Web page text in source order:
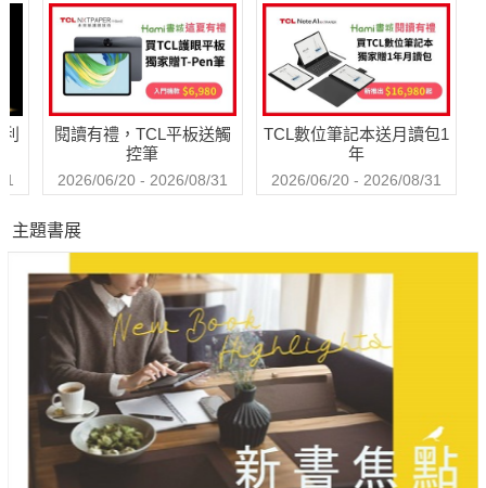
◆李白為什麼不考科舉？原來他的身世有諸多難言之隱！
◆馬嵬之變的真相為何？楊貴妃真的死了，還是遠遁東瀛？
◆燭影斧聲殺人夜？北宋皇家版「密室殺人案」成千古之謎！
◆免死金牌染血，朱元璋打從一開始就決定要血洗功臣嗎？
◆有哪些明確的證據可以證明，靖難之變時建文帝沒死？
◆順治皇帝有沒有出家？孝莊太后到底有沒有嫁給多爾袞？"
閱讀有禮，TCL平板送觸
控筆
2026/06/20 - 2026/08/31
TCL數位筆記本送月讀包1
年
2026/06/20 - 2026/08/31
主題書展